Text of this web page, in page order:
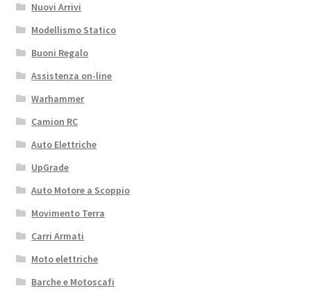
Nuovi Arrivi
Modellismo Statico
Buoni Regalo
Assistenza on-line
Warhammer
Camion RC
Auto Elettriche
UpGrade
Auto Motore a Scoppio
Movimento Terra
Carri Armati
Moto elettriche
Barche e Motoscafi